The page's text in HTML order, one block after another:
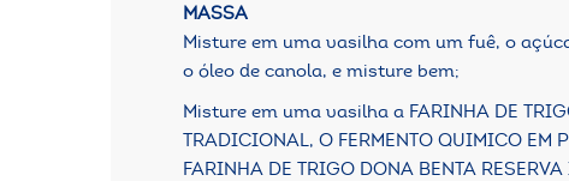
MASSA
Misture em uma vasilha com um fuê, o
o óleo de canola, e misture bem;
Misture em uma vasilha a FARINHA DE
TRADICIONAL, O FERMENTO QUIMICO EM
FARINHA DE TRIGO DONA BENTA